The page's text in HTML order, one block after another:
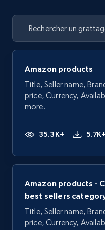
Amazon products
Title, Seller name,
price, Currency,
more.
35.3K+ 5.7K+
Amazon products -
best sellers category
Title, Seller name,
price, Currency,